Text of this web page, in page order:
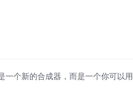
个新的合成器，而是一个你可以